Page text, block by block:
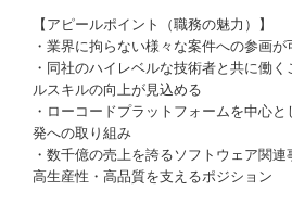
【アピールポイント（職務の魅力）】
・業界に拘らない様々な案件への参画が
・同社のハイレベルな技術者と共に働
ルスキルの向上が見込める
・ローコードプラットフォームを中心
発への取り組み
・数千億の売上を誇るソフトウェア関連
高生産性・高品質を支えるポジション